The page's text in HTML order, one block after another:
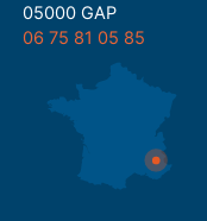
05000 GAP
06 75 81 05 85